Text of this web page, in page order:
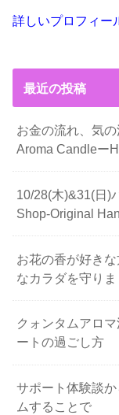
詳しいプロフィー
最近の投稿
お金の流れ、気
Aroma Candleー
10/28(木)&31(日)
Shop-Original
お花の香が好き
なカラダを守りま
クォンタムアロ
ートの過ごし方
サポート体験談
ムすることで